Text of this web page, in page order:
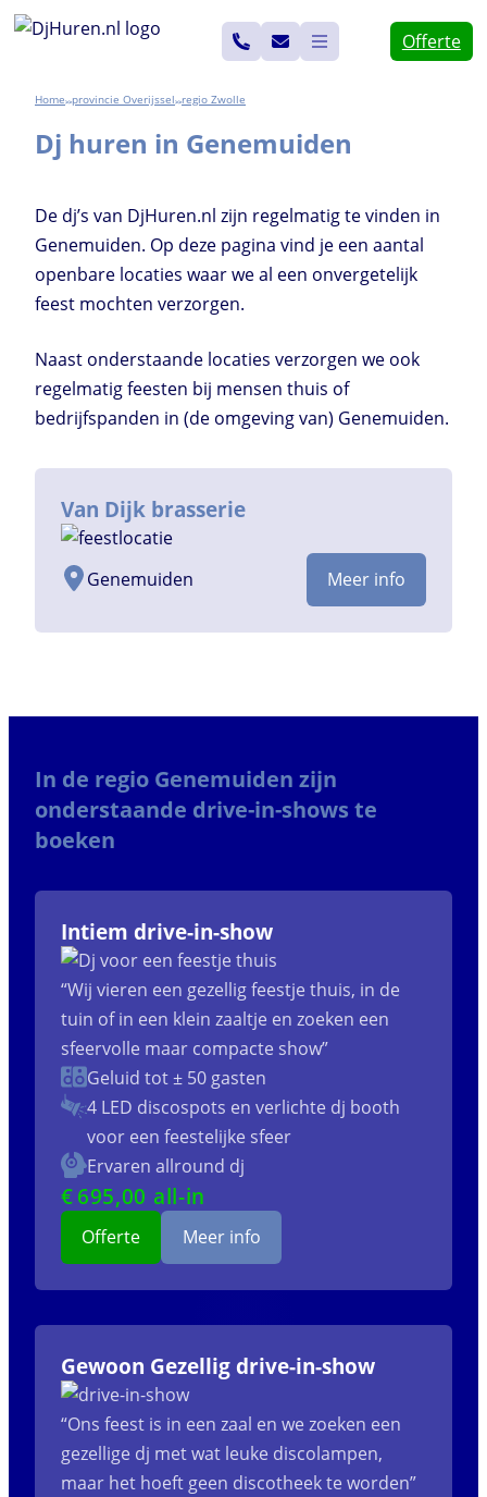
Ga
inhoud
Offerte
Home>> Overijssel>> Zwolle
Dj huren in Genemuiden
De dj’s van DjHuren.nl zijn regelmatig te vinden in
Genemuiden. Op deze pagina vind je een aantal
openbare locaties waar we al een onvergetelijk
feest mochten verzorgen.
Naast onderstaande locaties verzorgen we ook
regelmatig feesten bij mensen thuis of
bedrijfspanden in (de omgeving van) Genemuiden.
Van Dijk brasserie
Genemuiden Meer info
In de regio Genemuiden zijn
onderstaande drive-in-shows te
boeken
Intiem drive-in-show
“Wij vieren een gezellig feestje thuis, in de
tuin of in een klein zaaltje en zoeken een
sfeervolle maar compacte show”
Geluid tot ± 50 gasten
4 LED discospots en verlichte dj booth
voor een feestelijke sfeer
Ervaren allround dj
€ 695,00 all-in
Offerte Meer info
Gewoon Gezellig drive-in-show
“Ons feest is in een zaal en we zoeken een
gezellige dj met wat leuke discolampen,
maar het hoeft geen discotheek te worden”